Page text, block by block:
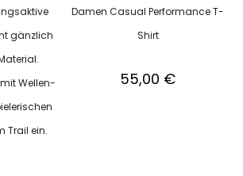
gänzlich
Wellen-
Trail ein.
Damen Casual Performance T-
Shirt
55,00 €